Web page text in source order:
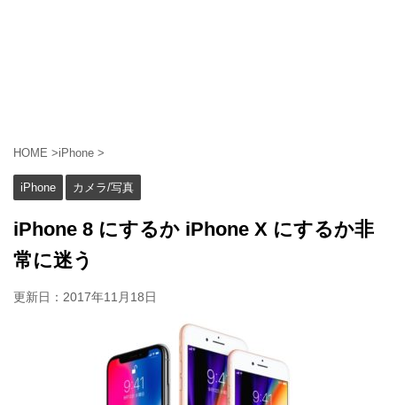
HOME >iPhone >
iPhone カメラ/写真
iPhone 8 にするか iPhone X にするか非
常に迷う
更新日： 2017年11月18日